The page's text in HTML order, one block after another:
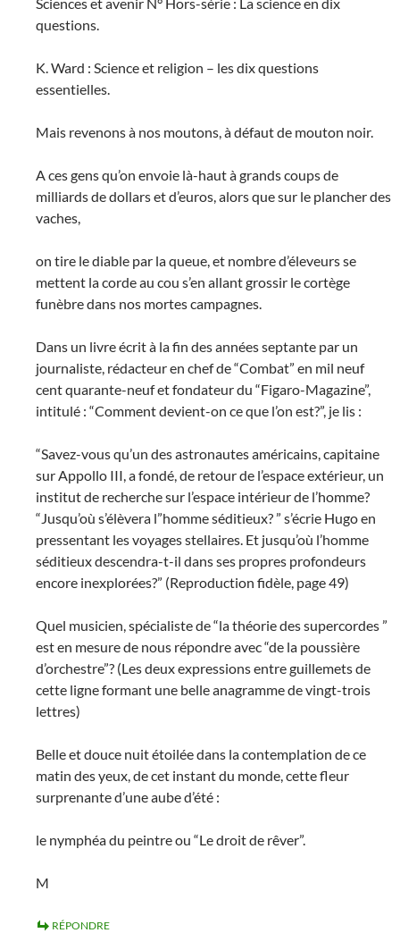
questions.
K. Ward : Science et religion – les dix questions
essentielles.
Mais revenons à nos moutons, à défaut de mouton noir.
A ces gens qu’on envoie là-haut à grands coups de
milliards de dollars et d’euros, alors que sur le plancher des
vaches,
on tire le diable par la queue, et nombre d’éleveurs se
mettent la corde au cou s’en allant grossir le cortège
funèbre dans nos mortes campagnes.
Dans un livre écrit à la fin des années septante par un
journaliste, rédacteur en chef de “Combat” en mil neuf
cent quarante-neuf et fondateur du “Figaro-Magazine”,
intitulé : “Comment devient-on ce que l’on est?”, je lis :
“Savez-vous qu’un des astronautes américains, capitaine
sur Appollo III, a fondé, de retour de l’espace extérieur, un
institut de recherche sur l’espace intérieur de l’homme?
“Jusqu’où s’élèvera l”homme séditieux? ” s’écrie Hugo en
pressentant les voyages stellaires. Et jusqu’où l’homme
séditieux descendra-t-il dans ses propres profondeurs
encore inexplorées?” (Reproduction fidèle, page 49)
Quel musicien, spécialiste de “la théorie des supercordes ”
est en mesure de nous répondre avec “de la poussière
d’orchestre”? (Les deux expressions entre guillemets de
cette ligne formant une belle anagramme de vingt-trois
lettres)
Belle et douce nuit étoilée dans la contemplation de ce
matin des yeux, de cet instant du monde, cette fleur
surprenante d’une aube d’été :
le nymphéa du peintre ou “Le droit de rêver”.
M
RÉPONDRE